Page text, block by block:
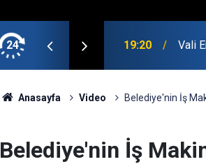
24 19:20 Vali
Anasayfa Video Belediye'nin İş
Belediye'nin İş